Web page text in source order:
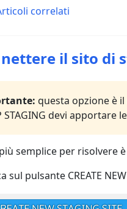
correlati
il sito di
questa opzione è
STAGING devi apportare
semplice per risolvere
sul pulsante CREATE